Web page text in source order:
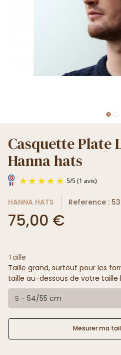
Casquette Plate
Hanna hats
HANNA HATS Reference :
75,00 €
Taille
Taille grand, surtout pour les
taille au-dessous de votre taille
S - 54/55 cm
Mesurer ma